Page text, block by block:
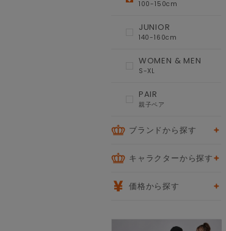
100-150cm
JUNIOR
140-160cm
WOMEN & MEN
S-XL
PAIR
親子ペア
ブランドから探す
キャラクターから探す
価格から探す